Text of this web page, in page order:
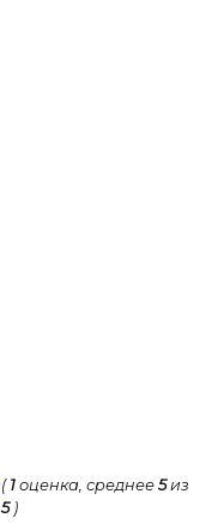
( 1 оценка, среднее5из
5)